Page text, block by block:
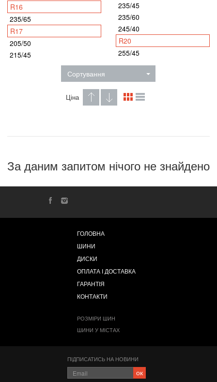
R16
235/65
R17
205/50
215/45
235/45
235/60
245/40
R20
255/45
Сортування
Ціна
За даним запитом нічого не знайдено
ГОЛОВНА
ШИНИ
ДИСКИ
ОПЛАТА І ДОСТАВКА
ГАРАНТІЯ
КОНТАКТИ
РОЗМІРИ ШИН
ШИНИ У МІСТАХ
ПІДПИСАТИСЬ НА НОВИНИ
ок